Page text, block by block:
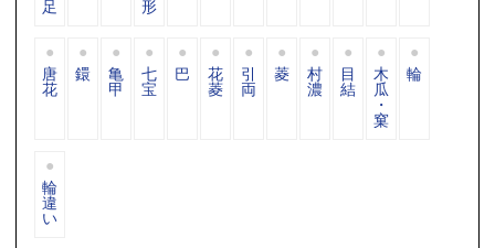
足 形
唐
花
鐶 亀
甲
七
宝
巴 花
菱
引
両
菱 村
濃
目
結
木
瓜
・
窠
輪
輪
違
い